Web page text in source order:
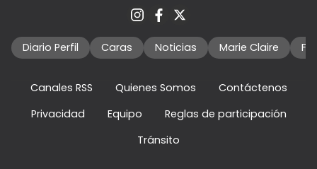
Diario Perfil Caras Noticias Marie Claire
Canales RSS Quienes Somos
Contáctenos
Privacidad
Equipo
Reglas de participación
Tránsito